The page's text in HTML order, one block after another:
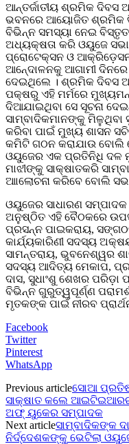
ଆନ୍ତର୍ଜାତୀୟ ଶ୍ରମିକ ଦିବସ
ଭବନରେ ଆୟୋଜିତ ଶ୍ରମିକ
ବିଭିନ୍ନ ସମସ୍ୟା ନେଇ ବିସ୍ତୃତ
ଅଧ୍ୟକ୍ଷତା କରି ଓୟୁଜେ
ପ୍ରୋଟେକ୍ସନ ଓ
ଆନେ୍ଦାଳନକୁ ଆଗାମୀ
ଦେଇଥିଲେ । ଶ୍ରମିକ ଦିବସ
ପକ୍ଷରୁ ଏହି ମର୍ମରେ
ଦିଆଯାଇଥିବା ସେ ସୂଚନା
ସାମ୍ବାଦିକମାନଙ୍କୁ ମିଳୁଥିବା
କରିବା ପାଇଁ ମୁଖ୍ୟ ଶାସନ
କମିଟି ଗଠନ କରାଯାଉ ବୋଲି
ଓୟୁଜେର ଏକ ପ୍ରତିନିଧି ଦଳ
ମାଝୀଙ୍କୁ ସାକ୍ଷାତକରି
ଆାଲୋଚନା କରିବେ ବୋଲି
ଓୟୁଜେର ସାଧାରଣ
ଅନୁଷ୍ଠିତ ଏହି ବୈଠକରେ
ପ୍ରସନ୍ନ ପାଇକରାୟ,
କାର୍ଯ୍ୟକାରିଣୀ ସଦସ୍ୟ
ସାମନ୍ତରାୟ, ଭୁବନେଶ୍ୱର
ସଦସ୍ୟ ଆଦିତ୍ୟ ମେକାପ,
ଦାସ, ସୁଧାଂଶୁ ଶେଖର
ବିଭିନ୍ନ ଗୁରୁତ୍ୱପୂର୍ଣ୍ଣ
ମୃତକଙ୍କ ପାଇଁ ନୀରବ
Facebook
Twitter
Pinterest
WhatsApp
Previous articleସୋଆ
ସାକ୍ଷାତ କଲେ ଆଇଟିଇଆରର
ଅଫ୍ ୟୁକେର ସମ୍ପାଦକ
Next articleସାମ୍ବାଦିକଙ୍କ
ନିର୍ଦ୍ଦେଶକଙ୍କୁ ଭେଟିଲା